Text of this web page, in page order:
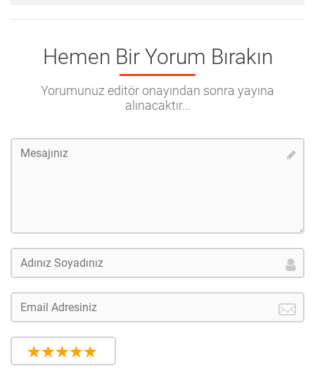
Hemen Bir Yorum Bırakın
Yorumunuz editör onayından sonra yayına
alınacaktır...